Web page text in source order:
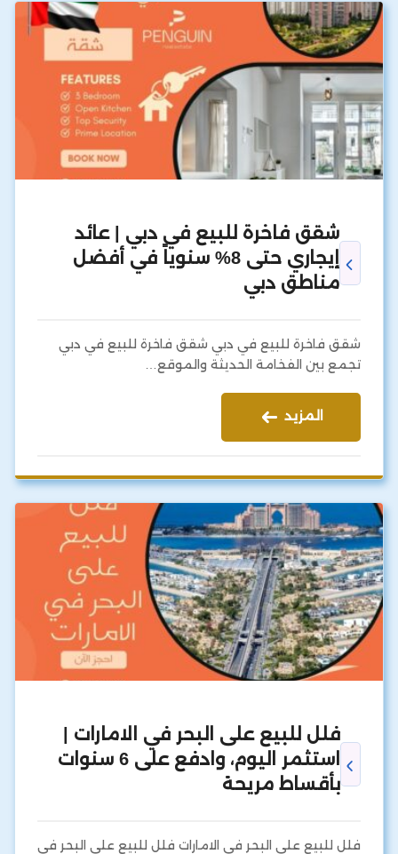
شقق فاخرة للبيع في دبي | عائد
إيجاري حتى 8% سنوياً في أفضل
مناطق دبي
شقق فاخرة للبيع في دبي شقق فاخرة للبيع في دبي
تجمع بين الفخامة الحديثة والموقع…
المزيد
فلل للبيع على البحر في الامارات |
استثمر اليوم، وادفع على 6 سنوات
بأقساط مريحة
فلل للبيع على البحر في الامارات فلل للبيع على البحر في